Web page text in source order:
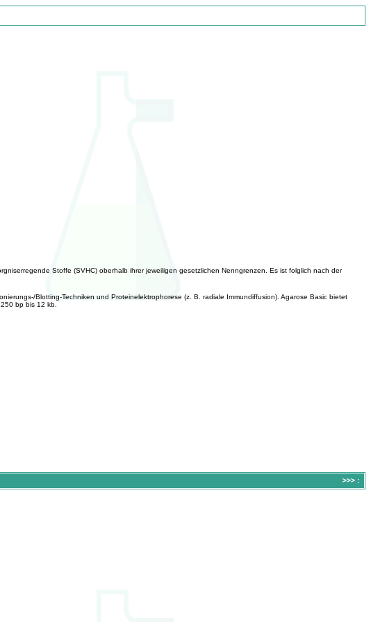
Stoffe (SVHC) oberhalb ihrer jeweiligen gesetzlichen Nenngrenzen. Es ist folglich nach der
Blotting-Techniken und Proteinelektrophorese (z. B. radiale Immundiffusion). Agarose Basic bietet
bp bis 12 kb.